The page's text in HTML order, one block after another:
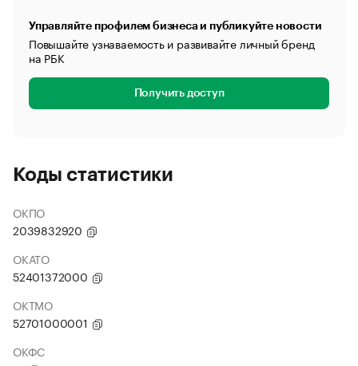
Управляйте профилем бизнеса и публикуйте новости
Повышайте узнаваемость и развивайте личный бренд
на РБК
Получить доступ
Коды статистики
ОКПО
2039832920
ОКАТО
52401372000
ОКТМО
52701000001
ОКФС